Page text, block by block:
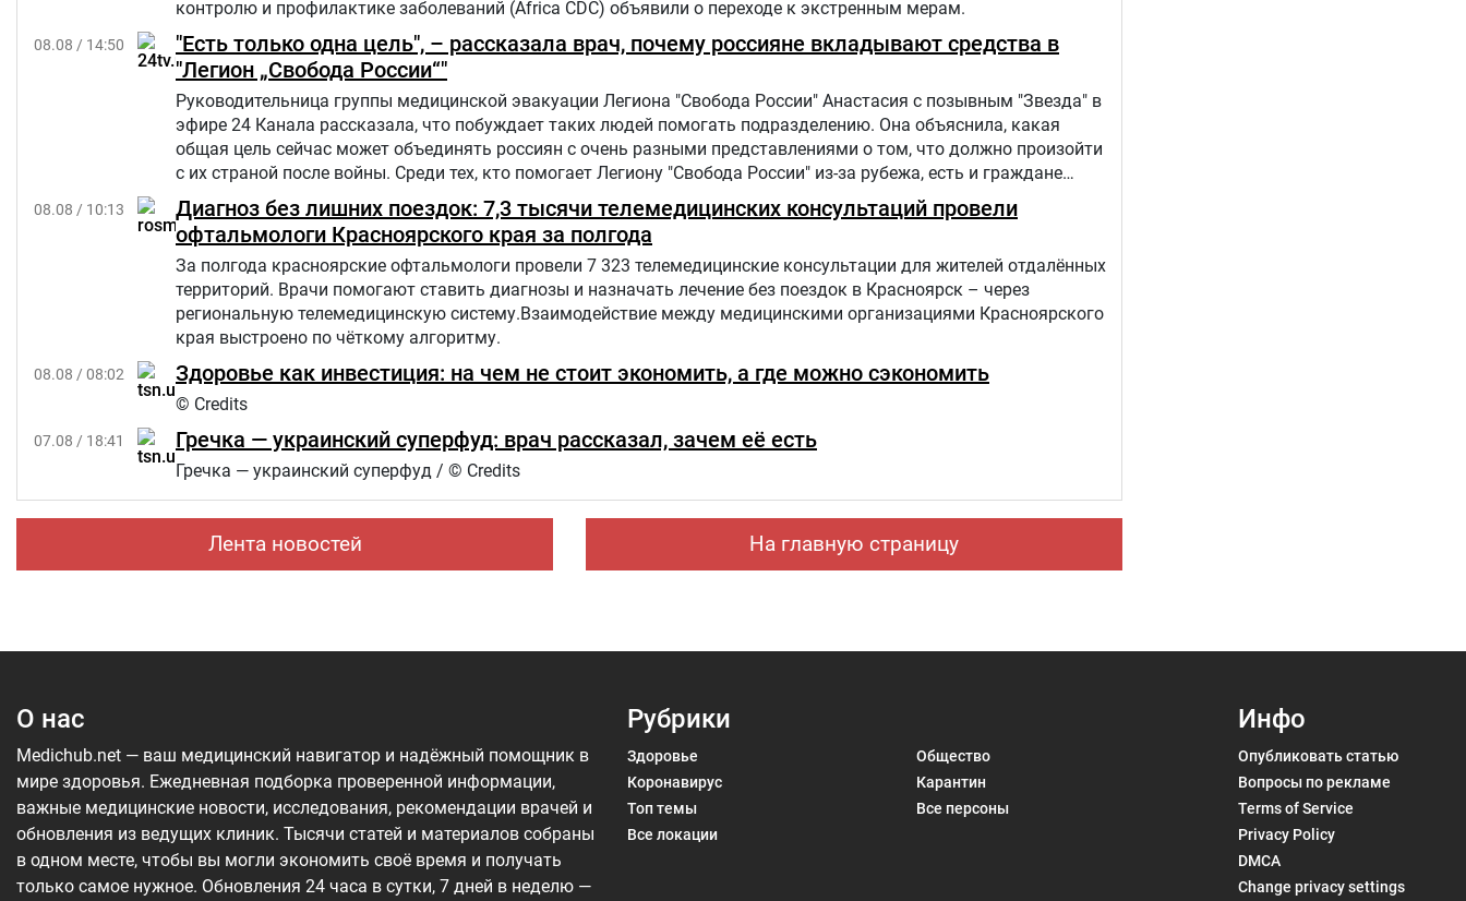
контролю и профилактике заболеваний (Africa CDC) объявили о переходе к экстренным мерам.
08.08 / 14:50
"Есть только одна цель", – рассказала врач, почему россияне вкладывают средства в
"Легион „Свобода России“"
Руководительница группы медицинской эвакуации Легиона "Свобода России" Анастасия с позывным "Звезда" в
эфире 24 Канала рассказала, что побуждает таких людей помогать подразделению. Она объяснила, какая
общая цель сейчас может объединять россиян с очень разными представлениями о том, что должно произойти
с их страной после войны. Среди тех, кто помогает Легиону "Свобода России" из-за рубежа, есть и граждане
России.
08.08 / 10:13
Диагноз без лишних поездок: 7,3 тысячи телемедицинских консультаций провели
офтальмологи Красноярского края за полгода
За полгода красноярские офтальмологи провели 7 323 телемедицинские консультации для жителей отдалённых
территорий. Врачи помогают ставить диагнозы и назначать лечение без поездок в Красноярск – через
региональную телемедицинскую систему.Взаимодействие между медицинскими организациями Красноярского
края выстроено по чёткому алгоритму.
08.08 / 08:02 Здоровье как инвестиция: на чем не стоит экономить, а где можно сэкономить
© Credits
07.08 / 18:41 Гречка — украинский суперфуд: врач рассказал, зачем её есть
Гречка — украинский суперфуд / © Credits
Лента новостей На главную страницу
О нас
Medichub.net — ваш медицинский навигатор и надёжный помощник в
мире здоровья. Ежедневная подборка проверенной информации,
важные медицинские новости, исследования, рекомендации врачей и
обновления из ведущих клиник. Тысячи статей и материалов собраны
в одном месте, чтобы вы могли экономить своё время и получать
только самое нужное. Обновления 24 часа в сутки, 7 дней в неделю —
Рубрики
Здоровье
Общество
Коронавирус
Карантин
Топ темы
Все персоны
Все локации
Инфо
Опубликовать статью
Вопросы по рекламе
Terms of Service
Privacy Policy
DMCA
Change privacy settings